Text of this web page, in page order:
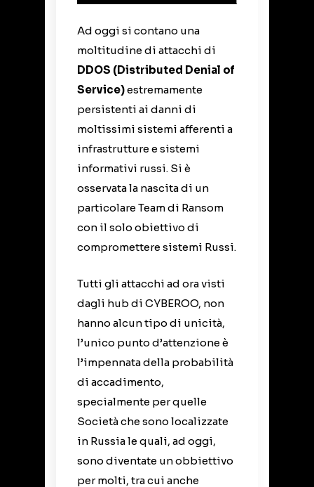
Ad oggi si contano una
moltitudine di attacchi di
DDOS (Distributed Denial of
Service)estremamente
persistenti ai danni di
moltissimi sistemi afferenti a
infrastrutture e sistemi
informativi russi. Si è
osservata la nascita di un
particolare Team di Ransom
con il solo obiettivo di
compromettere sistemi Russi.
Tutti gli attacchi ad ora visti
dagli hub di CYBEROO, non
hanno alcun tipo di unicità,
l’unico punto d’attenzione è
l’impennata della probabilità
di accadimento,
specialmente per quelle
Società che sono localizzate
in Russia le quali, ad oggi,
sono diventate un obbiettivo
per molti, tra cui anche